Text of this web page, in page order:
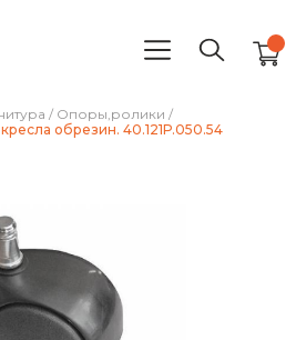
/ Опоры,ролики /
обрезин. 40.121Р.050.54